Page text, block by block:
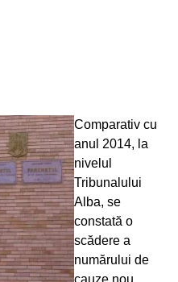
Comparativ cu
anul 2014, la
nivelul
Tribunalului
Alba, se
constată o
scădere a
numărului de
cauze nou